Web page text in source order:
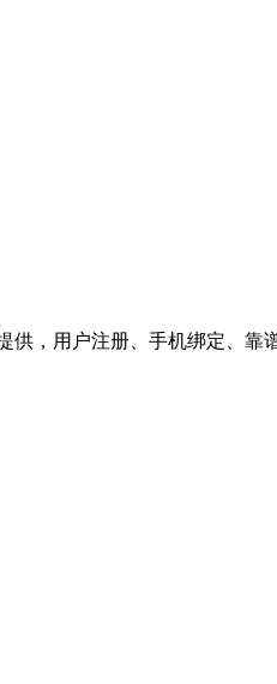
，用户注册、手机绑定、靠